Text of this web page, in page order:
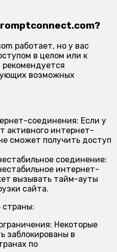
работает, но у вас
в целом или к
возможных
соединения: Если у
активного интернет-
сможет получить доступ
соединение:
интернет-
вызывать тайм-ауты
сайта.
страны:
Некоторые
заблокированы в
по